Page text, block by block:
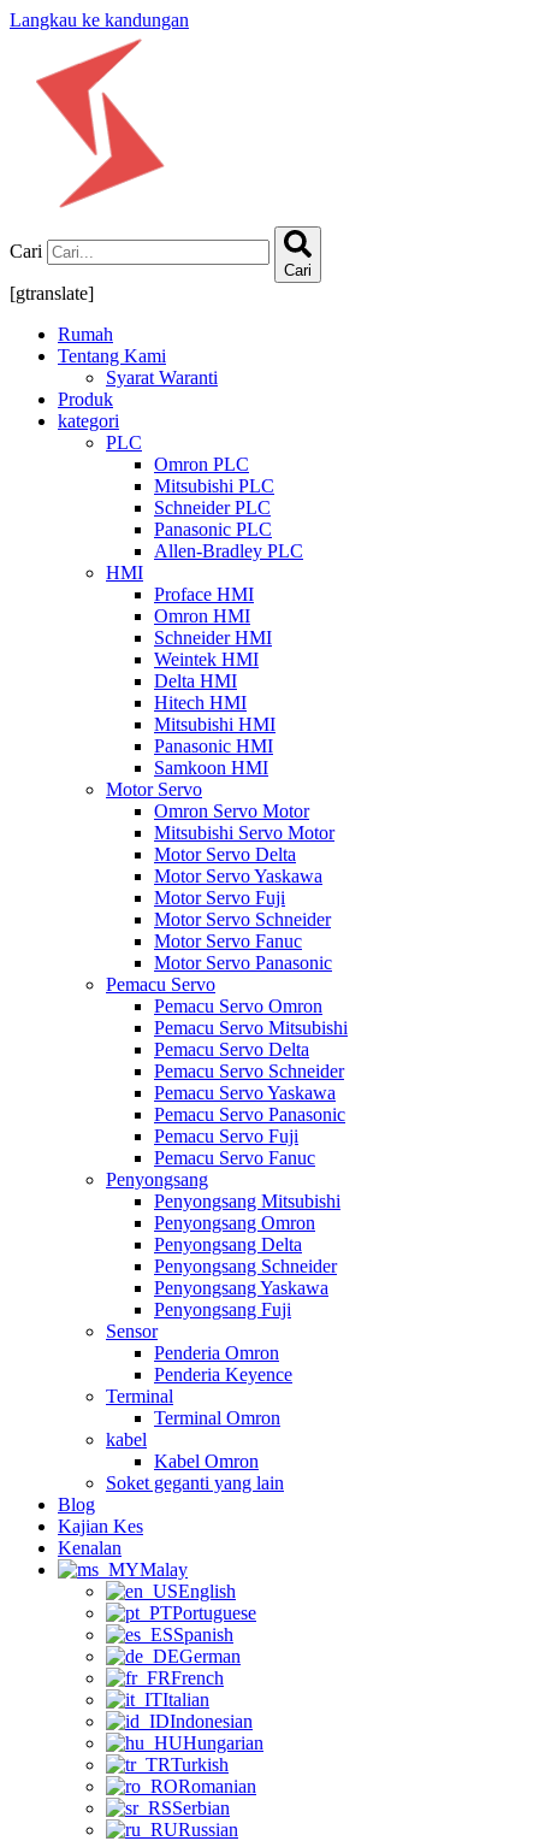
Langkau ke kandungan
Cari
Cari
[gtranslate]
Rumah
Tentang Kami
Syarat Waranti
Produk
kategori
PLC
Omron PLC
Mitsubishi PLC
Schneider PLC
Panasonic PLC
Allen-Bradley PLC
HMI
Proface HMI
Omron HMI
Schneider HMI
Weintek HMI
Delta HMI
Hitech HMI
Mitsubishi HMI
Panasonic HMI
Samkoon HMI
Motor Servo
Omron Servo Motor
Mitsubishi Servo Motor
Motor Servo Delta
Motor Servo Yaskawa
Motor Servo Fuji
Motor Servo Schneider
Motor Servo Fanuc
Motor Servo Panasonic
Pemacu Servo
Pemacu Servo Omron
Pemacu Servo Mitsubishi
Pemacu Servo Delta
Pemacu Servo Schneider
Pemacu Servo Yaskawa
Pemacu Servo Panasonic
Pemacu Servo Fuji
Pemacu Servo Fanuc
Penyongsang
Penyongsang Mitsubishi
Penyongsang Omron
Penyongsang Delta
Penyongsang Schneider
Penyongsang Yaskawa
Penyongsang Fuji
Sensor
Penderia Omron
Penderia Keyence
Terminal
Terminal Omron
kabel
Kabel Omron
Soket geganti yang lain
Blog
Kajian Kes
Kenalan
Malay
English
Portuguese
Spanish
German
French
Italian
Indonesian
Hungarian
Turkish
Romanian
Serbian
Russian